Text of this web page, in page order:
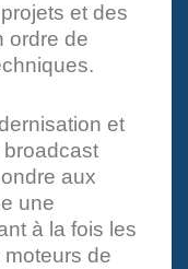
et des
ordre de
et
broadcast
aux
une
à la fois les
de